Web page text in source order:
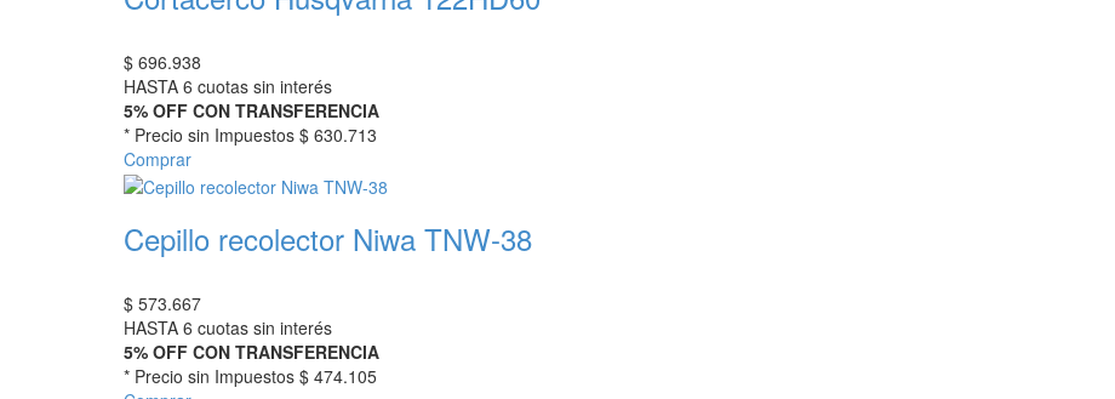
$ 696.938
HASTA 6 cuotas sin interés
5% OFF CON TRANSFERENCIA
* Precio sin Impuestos $ 630.713
Comprar
Cepillo recolector Niwa TNW-38
$ 573.667
HASTA 6 cuotas sin interés
5% OFF CON TRANSFERENCIA
* Precio sin Impuestos $ 474.105